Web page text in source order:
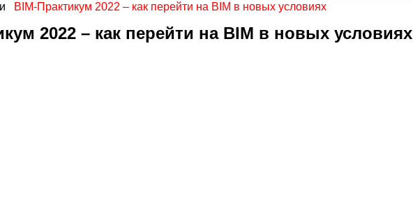
BIM-Практикум 2022 – как перейти на BIM в новых условиях
2022 – как перейти на BIM в новых условиях